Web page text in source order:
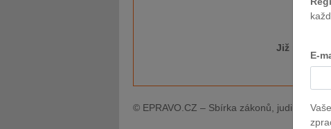
Již mám
© EPRAVO.CZ – Sbírka zákonů, judikatura,
E-